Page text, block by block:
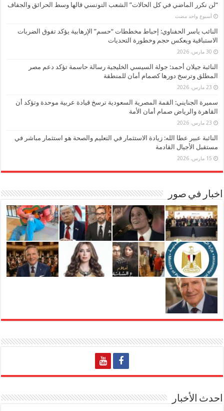
“لن نكرر الماضي في كل الحالات” الشعب التونسي قالها وسط الحرائق والجفاف
‏أسبوع واحد مضت
النائب ياسر الحفناوي: إحباط مخططات “حسم” الإرهابية يؤكد تفوق الضربات
الاستباقية ويعكس حجم وخطورة التحديات
30 مارس، 2026
النائبة جيلان أحمد: جولة السيسي الخليجية رسالة حاسمة تؤكد دعم مصر
المطلق وترسخ دورها كصمام أمان للمنطقة
23 مارس، 2026
سميرة الجنايني: القمة المصرية السعودية ترسخ قيادة عربية موحدة وتؤكد أن
القاهرة والرياض صمام أمان الأمة
23 مارس، 2026
النائبة عبير عطا الله: زيادة الاستثمار في التعليم والصحة هو استثمار مباشر في
مستقبل الأجيال القادمة
15 مارس، 2026
اخبار في صور
احدث الأخبار